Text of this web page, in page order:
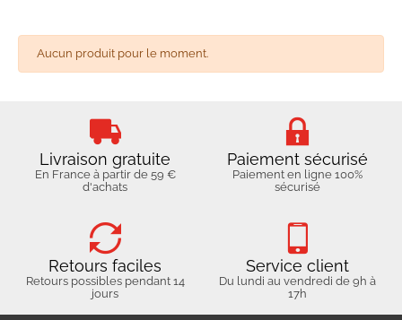
Aucun produit pour le moment.
Livraison gratuite
En France à partir de 59 €
d'achats
Paiement sécurisé
Paiement en ligne 100%
sécurisé
Retours faciles
Retours possibles pendant 14
jours
Service client
Du lundi au vendredi de 9h à
17h